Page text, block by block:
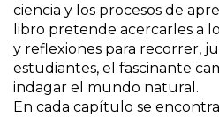
ciencia y los procesos de
libro pretende acercarles a
y reflexiones para recorrer,
estudiantes, el fascinante
indagar el mundo natural.
En cada capítulo se